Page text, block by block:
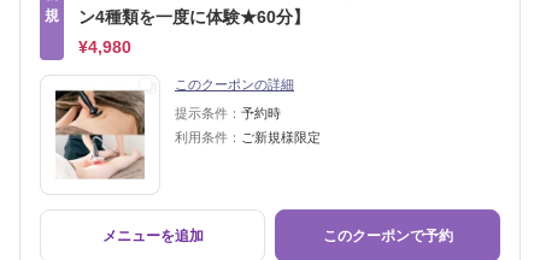
規
ン4種類を一度に体験★60分】
¥4,980
このクーポンの詳細
提示条件： 予約時
利用条件： ご新規様限定
メニューを追加 このクーポンで予約